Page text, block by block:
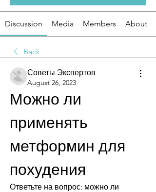
Discussion Media Members About
Back
Советы Экспертов
August 26, 2023
Можно ли
применять
метформин для
похудения
Ответьте на вопрос: можно ли